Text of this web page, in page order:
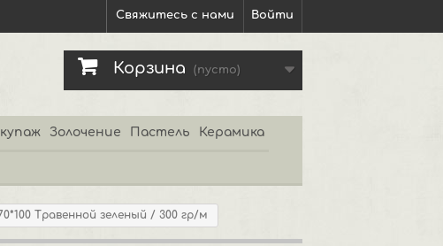
Войти
Свяжитесь с нами
Корзина (пусто)
Золочение Пастель Керамика
Травенной зеленый / 300 гр/м